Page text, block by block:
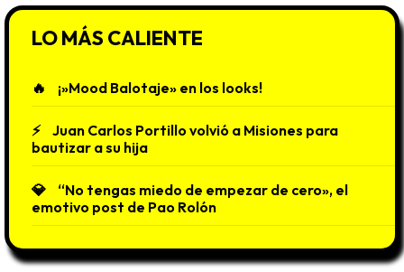
LO MÁS CALIENTE
¡»Mood Balotaje» en los looks!
Juan Carlos Portillo volvió a Misiones para
bautizar a su hija
“No tengas miedo de empezar de cero», el
emotivo post de Pao Rolón